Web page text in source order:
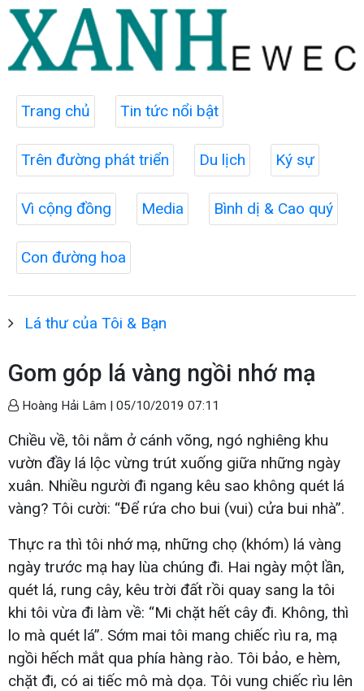
Trang chủ Tin tức nổi bật
Trên đường phát triển Du lịch Ký sự
Vì cộng đồng Media Bình dị & Cao quý
Con đường hoa
Lá thư của Tôi & Bạn
Gom góp lá vàng ngồi nhớ mạ
Hoàng Hải Lâm | 05/10/2019 07:11
Chiều về, tôi nằm ở cánh võng, ngó nghiêng khu
vườn đầy lá lộc vừng trút xuống giữa những ngày
xuân. Nhiều người đi ngang kêu sao không quét lá
vàng? Tôi cười: “Để rứa cho bui (vui) cửa bui nhà”.
Thực ra thì tôi nhớ mạ, những chọ (khóm) lá vàng
ngày trước mạ hay lùa chúng đi. Hai ngày một lần,
quét lá, rung cây, kêu trời đất rồi quay sang la tôi
khi tôi vừa đi làm về: “Mi chặt hết cây đi. Không, thì
lo mà quét lá”. Sớm mai tôi mang chiếc rìu ra, mạ
ngồi hếch mắt qua phía hàng rào. Tôi bảo, e hèm,
chặt đi, có ai tiếc mô mà dọa. Tôi vung chiếc rìu lên